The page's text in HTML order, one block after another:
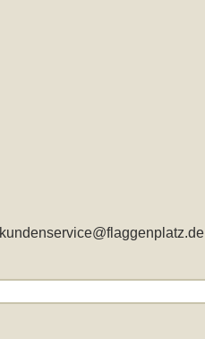
kundenservice@flaggenplatz.de